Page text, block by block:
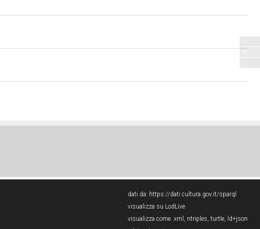
dati da: https://dati.cultura.gov.it/sparql
visualizza su LodLive
visualizza come: xml , ntriples, turtle, ld+json